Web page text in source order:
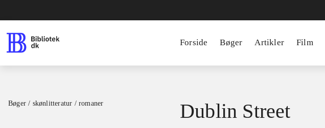
Forside Bøger Artikler Film
Bøger / skønlitteratur / romaner Dublin Street